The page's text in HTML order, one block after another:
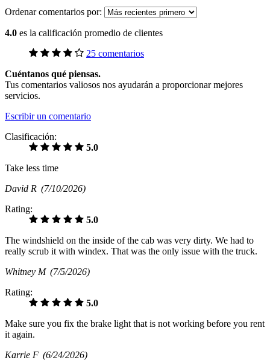
Ordenar comentarios por:
4.0 es la calificación promedio de clientes
25 comentarios
Cuéntanos qué piensas.
Tus comentarios valiosos nos ayudarán a proporcionar mejores
servicios.
Escribir un comentario
Clasificación:
5.0
Take less time
David R (7/10/2026)
Rating:
5.0
The windshield on the inside of the cab was very dirty. We had to
really scrub it with windex. That was the only issue with the truck.
Whitney M (7/5/2026)
Rating:
5.0
Make sure you fix the brake light that is not working before you rent
it again.
Karrie F (6/24/2026)